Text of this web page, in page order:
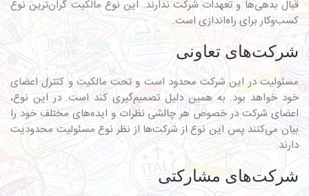
قبال بدهی‌ها و تعهدات شرکت ندارند. این نوع مالکیت گران‌ترین نوع
کسب‌وکار برای راه‌اندازی است.
شرکت‌های تعاونی
مسئولیت در این شرکت محدود است و تحت مالکیت و کنترل اعضای
خود خواهد بود. به همین دلیل تصمیم‌گیری کند است. در این نوع،
اعضای شرکت در خصوص هر چالشی نظرات و ایده‌های مختلف خود را
بیان می‌کنند پس این نوع از شرکت‌ها از نظر نوع مسئولیت محدودیت
دارند.
شرکت‌های مشارکتی